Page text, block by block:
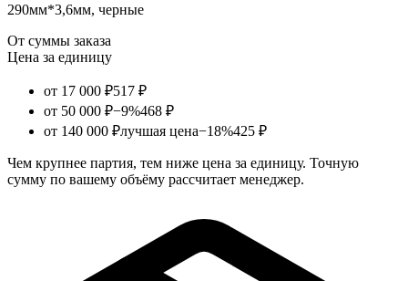
290мм*3,6мм, черные
От суммы заказа
Цена за единицу
от 17 000 ₽517 ₽
от 50 000 ₽−9%468 ₽
от 140 000 ₽лучшая цена−18%425 ₽
Чем крупнее партия, тем ниже цена за единицу. Точную
сумму по вашему объёму рассчитает менеджер.